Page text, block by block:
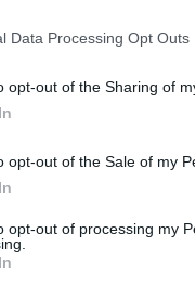
Data Processing Opt Outs
opt-out of the Sharing of
opt-out of the Sale of my
opt-out of processing my
Salvi i posti
i servizi